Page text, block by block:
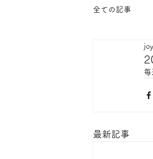
全ての記事
最新記事